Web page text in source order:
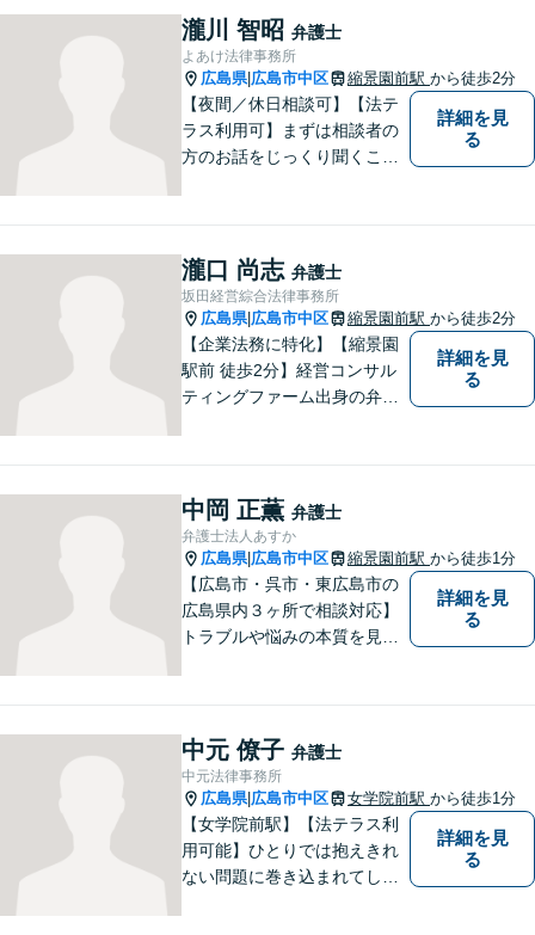
理・破産、労働問題、企業法
務、交通事故、刑事事件、行
政事件など。
瀧川 智昭 弁護士
よあけ法律事務所
広島県| 広島市中区 縮景園前駅 から徒歩2分
【夜間／休日相談可】【法テ
ラス利用可】まずは相談者の
方のお話をじっくり聞くこと
詳細を見
る
瀧口 尚志 弁護士
坂田経営綜合法律事務所
広島県| 広島市中区 縮景園前駅 から徒歩2分
【企業法務に特化】【縮景園
駅前 徒歩2分】経営コンサル
ティングファーム出身の弁護
え、大きく成長できるような
企業づくりをお手伝いいたし
ます。【24時間メール受付】
詳細を見
る
中岡 正薫 弁護士
弁護士法人あすか
広島県| 広島市中区 縮景園前駅 から徒歩1分
【広島市・呉市・東広島市の
広島県内３ヶ所で相談対応】
トラブルや悩みの本質を見極
す。
詳細を見
る
中元 僚子 弁護士
中元法律事務所
広島県| 広島市中区 女学院前駅 から徒歩1分
【女学院前駅】【法テラス利
用可能】ひとりでは抱えきれ
ない問題に巻き込まれてしま
詳細を見
る